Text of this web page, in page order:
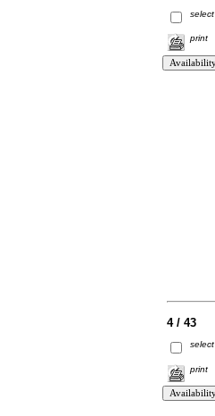
select
print
4 / 43
select
print